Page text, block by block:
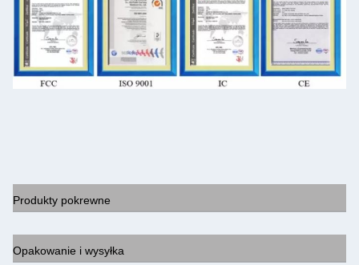
Produkty pokrewne
Opakowanie i wysyłka